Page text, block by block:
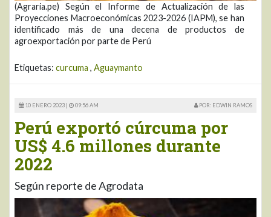
(Agraria.pe) Según el Informe de Actualización de las
Proyecciones Macroeconómicas 2023-2026 (IAPM), se han
identificado más de una decena de productos de
agroexportación por parte de Perú
Etiquetas: curcuma , Aguaymanto
10 ENERO 2023 | 09:56 AM POR: EDWIN RAMOS
Perú exportó cúrcuma por
US$ 4.6 millones durante
2022
Según reporte de Agrodata